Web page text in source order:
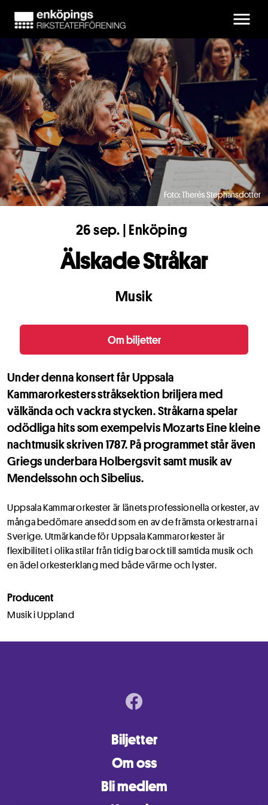
Foto: Therés Stephansdotter
26 sep. | Enköping
Älskade Stråkar
Musik
Om biljetter
Under denna konsert får Uppsala
Kammarorkesters stråksektion briljera med
välkända och vackra stycken. Stråkarna spelar
odödliga hits som exempelvis Mozarts Eine kleine
nachtmusik skriven 1787. På programmet står även
Griegs underbara Holbergsvit samt musik av
Mendelssohn och Sibelius.
Uppsala Kammarorkester är länets professionella orkester, av
många bedömare ansedd som en av de främsta orkestrarna i
Sverige. Utmärkande för Uppsala Kammarorkester är
flexibilitet i olika stilar från tidig barock till samtida musik och
en ädel orkesterklang med både värme och lyster.
Producent
Musik i Uppland
Biljetter
Om oss
Bli medlem